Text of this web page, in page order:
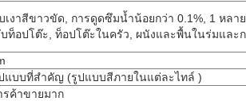
เงาสีขาวขัด, การดูดซึมน้ำน้อยกว่า 0.1%, 1 หลา
ท็อปโต๊ะ, ท็อปโต๊ะในครัว, ผนังและพื้นในร่มและก
แบบที่สำคัญ (รูปแบบสีภายในแต่ละไทล์ )
รค้าขายมาก